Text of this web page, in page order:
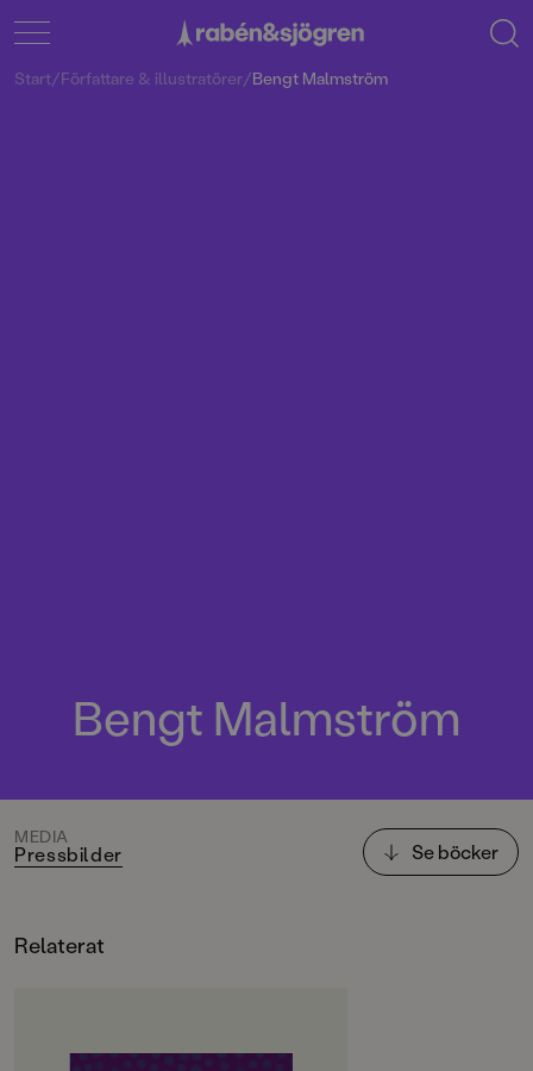
Start/Författare & illustratörer/Bengt Malmström
Bengt Malmström
MEDIA
Pressbilder Se böcker
Relaterat
OM BOKEN